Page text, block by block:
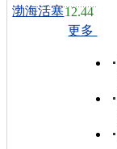
渤海活塞12.44
更多